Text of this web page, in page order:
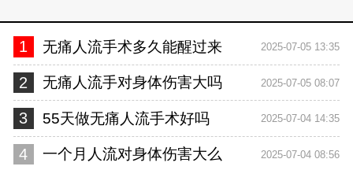
1 无痛人流手术多久能醒过来 2025-07-05 13:35
2 无痛人流手对身体伤害大吗 2025-07-05 08:07
3 55天做无痛人流手术好吗 2025-07-04 14:35
4 一个月人流对身体伤害大么 2025-07-04 08:56